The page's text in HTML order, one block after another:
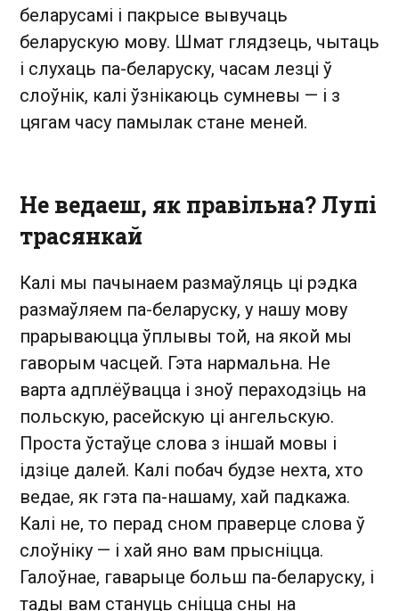
беларусамі і пакрысе вывучаць
беларускую мову. Шмат глядзець, чытаць
і слухаць па-беларуску, часам лезці ў
слоўнік, калі ўзнікаюць сумневы — і з
цягам часу памылак стане меней.
Не ведаеш, як правільна? Лупі
трасянкай
Калі мы пачынаем размаўляць ці рэдка
размаўляем па-беларуску, у нашу мову
прарываюцца ўплывы той, на якой мы
гаворым часцей. Гэта нармальна. Не
варта адплёўвацца і зноў пераходзіць на
польскую, расейскую ці ангельскую.
Проста ўстаўце слова з іншай мовы і
ідзіце далей. Калі побач будзе нехта, хто
ведае, як гэта па-нашаму, хай падкажа.
Калі не, то перад сном праверце слова ў
слоўніку — і хай яно вам прысніцца.
Галоўнае, гаварыце больш па-беларуску, і
тады вам стануць сніцца сны на